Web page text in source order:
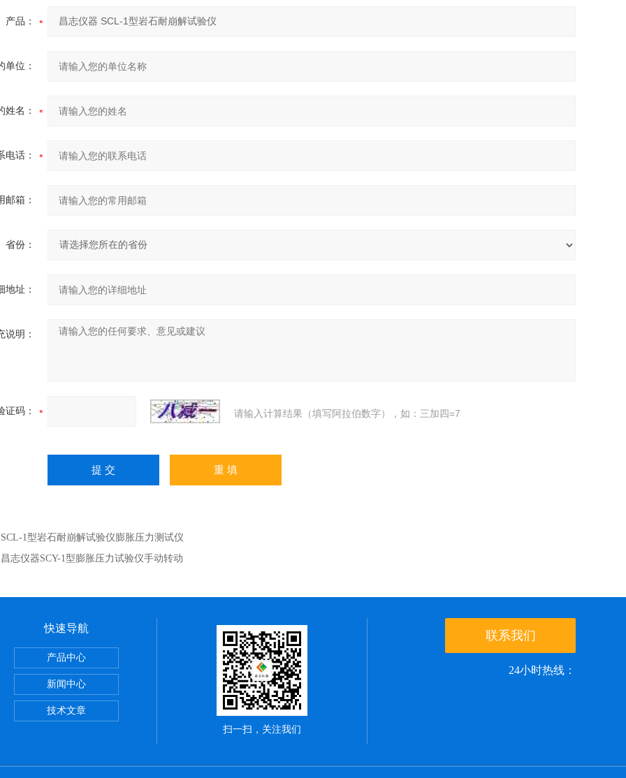
产品：
单位：
姓名：
电话：
邮箱：
省份：
地址：
说明：
证码： 请输入计算结果（填写阿拉伯数字），如：三加四=7
SCL-1型岩石耐崩解试验仪膨胀压力测试仪
昌志仪器SCY-1型膨胀压力试验仪手动转动
快速导航
产品中心
新闻中心
技术文章
扫一扫，关注我们
联系我们
24小时热线：